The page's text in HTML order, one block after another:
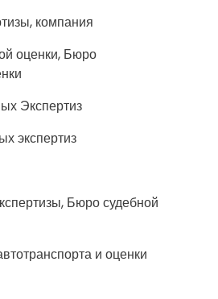
компания
оценки, Бюро
Экспертиз
экспертиз
Бюро судебной
и оценки